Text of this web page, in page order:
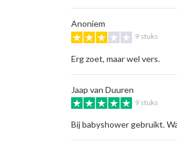
Anoniem
9 stuks
Erg zoet, maar wel vers.
Jaap van Duuren
9 stuks
Bij babyshower gebruikt.